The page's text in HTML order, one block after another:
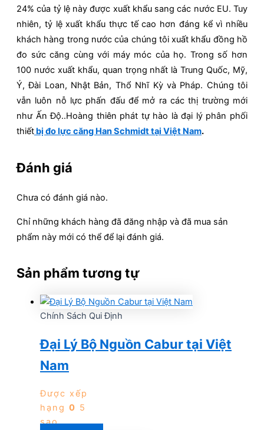
24% của tỷ lệ này được xuất khẩu sang các nước EU. Tuy
nhiên, tỷ lệ xuất khẩu thực tế cao hơn đáng kể vì nhiều
khách hàng trong nước của chúng tôi xuất khẩu đồng hồ
đo sức căng cùng với máy móc của họ. Trong số hơn
100 nước xuất khẩu, quan trọng nhất là Trung Quốc, Mỹ,
Ý, Đài Loan, Nhật Bản, Thổ Nhĩ Kỳ và Pháp. Chúng tôi
vẫn luôn nỗ lực phấn đấu để mở ra các thị trường mới
như Ấn Độ..Hoàng thiên phát tự hào là đại lý phân phối
thiết bị đo lực căng Han Schmidt tại Việt Nam.
Đánh giá
Chưa có đánh giá nào.
Chỉ những khách hàng đã đăng nhập và đã mua sản
phẩm này mới có thể để lại đánh giá.
Sản phẩm tương tự
Chính Sách Qui Định
Đại Lý Bộ Nguồn Cabur tại Việt
Nam
Được xếp
hạng 0 5
sao